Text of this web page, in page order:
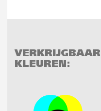
KLEUREN: